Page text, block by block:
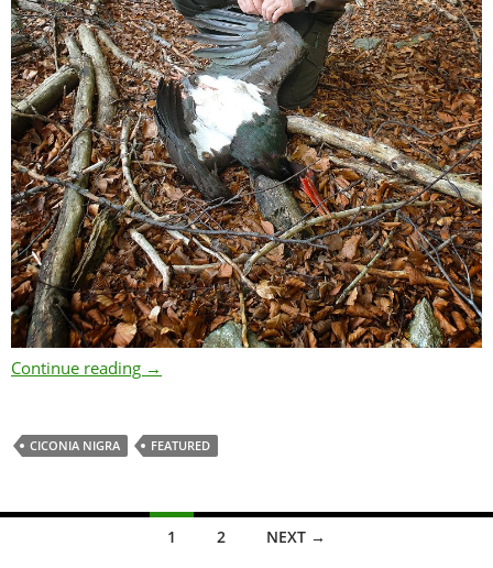
Continue reading Smutný příběh jednoho hnízda
→
CICONIA NIGRA FEATURED
1 2 NEXT →